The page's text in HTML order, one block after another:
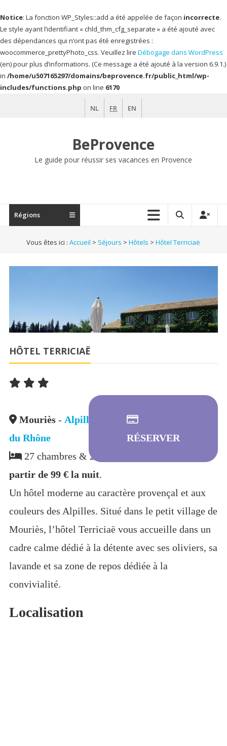
Notice: La fonction WP_Styles::add a été appelée de façon incorrecte.
Le style ayant l’identifiant « chld_thm_cfg_separate » a été ajouté avec
des dépendances qui n’ont pas été enregistrées :
woocommerce_prettyPhoto_css. Veuillez lire Débogage dans WordPress
(en) pour plus d’informations. (Ce message a été ajouté à la version 6.9.1.)
in /home/u507165297/domains/beprovence.fr/public_html/wp-
includes/functions.php on line 6170
NL FR EN
BeProvence
Le guide pour réussir ses vacances en Provence
Régions
Vous êtes ici :Accueil > Séjours >Hôtels >Hôtel Terriciaë
HÔTEL TERRICIAË
Mouriès- Alpilles
Bouches
du Rhône
27 chambres & 2 suites
partir de 99 € la nuit.
RÉSERVER
Un hôtel moderne au caractère provençal et aux
couleurs des Alpilles. Situé dans le petit village de
Mouriès, l’hôtel Terriciaë vous accueille dans un
cadre calme dédié à la détente avec ses oliviers, sa
lavande et sa zone de repos dédiée à la
convivialité.
Localisation